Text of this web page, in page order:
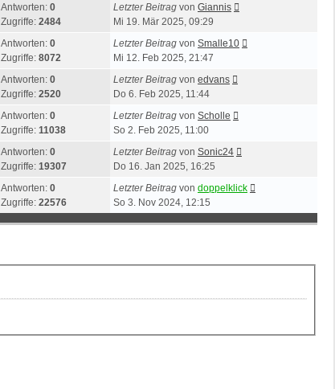
Antworten: 0
Zugriffe: 2484
Letzter Beitrag von Giannis
Mi 19. Mär 2025, 09:29
Antworten: 0
Zugriffe: 8072
Letzter Beitrag von Smalle10
Mi 12. Feb 2025, 21:47
Antworten: 0
Zugriffe: 2520
Letzter Beitrag von edvans
Do 6. Feb 2025, 11:44
Antworten: 0
Zugriffe: 11038
Letzter Beitrag von Scholle
So 2. Feb 2025, 11:00
Antworten: 0
Zugriffe: 19307
Letzter Beitrag von Sonic24
Do 16. Jan 2025, 16:25
Antworten: 0
Zugriffe: 22576
Letzter Beitrag von doppelklick
So 3. Nov 2024, 12:15